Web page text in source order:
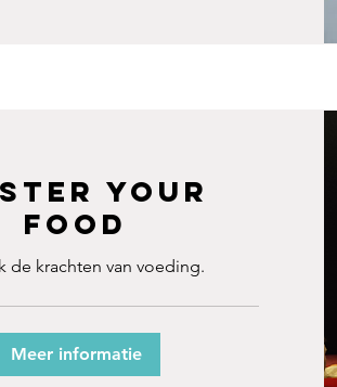
your
Food
de krachten van voeding.
Meer informatie